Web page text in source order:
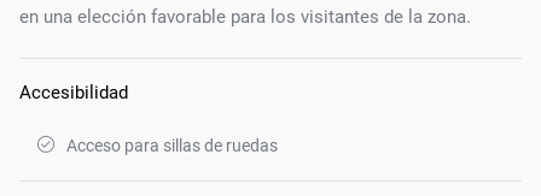
en una elección favorable para los visitantes de la zona.
Accesibilidad
Acceso para sillas de ruedas